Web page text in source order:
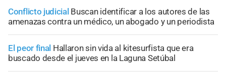
Conflicto judicial Buscan identificar a los autores de las
amenazas contra un médico, un abogado y un periodista
El peor final Hallaron sin vida al kitesurfista que era
buscado desde el jueves en la Laguna Setúbal